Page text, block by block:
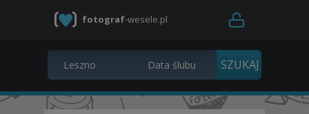
fotograf-wesele.pl